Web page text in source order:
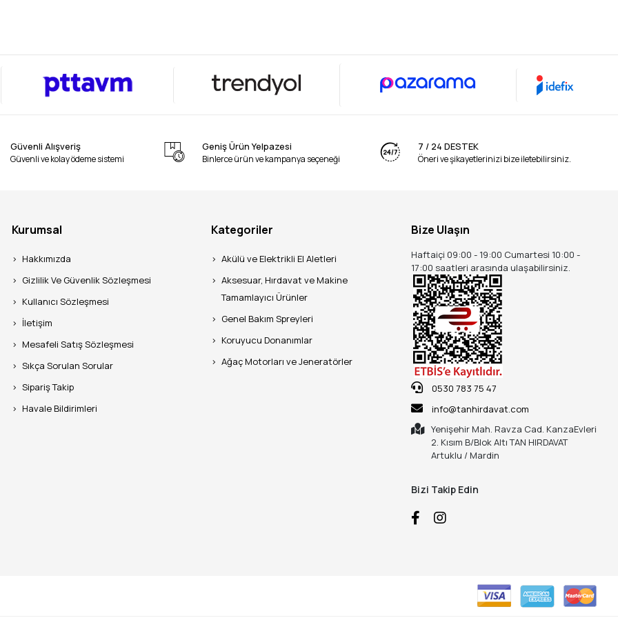
Güvenli Alışveriş
Güvenli ve kolay ödeme sistemi
Geniş Ürün Yelpazesi
Binlerce ürün ve kampanya seçeneği
7 / 24 DESTEK
Öneri ve şikayetlerinizi bize iletebilirsiniz.
Kurumsal
Hakkımızda
Gizlilik Ve Güvenlik Sözleşmesi
Kullanıcı Sözleşmesi
İletişim
Mesafeli Satış Sözleşmesi
Sıkça Sorulan Sorular
Sipariş Takip
Havale Bildirimleri
Kategoriler
Akülü ve Elektrikli El Aletleri
Aksesuar, Hırdavat ve Makine
Tamamlayıcı Ürünler
Genel Bakım Spreyleri
Koruyucu Donanımlar
Ağaç Motorları ve Jeneratörler
Bize Ulaşın
Haftaiçi 09:00 - 19:00 Cumartesi 10:00 -
17:00 saatleri arasında ulaşabilirsiniz.
0530 783 75 47
info@tanhirdavat.com
Yenişehir Mah. Ravza Cad. KanzaEvleri
2. Kısım B/Blok Altı TAN HIRDAVAT
Artuklu / Mardin
Bizi Takip Edin